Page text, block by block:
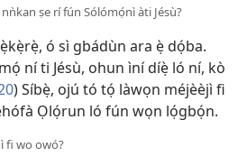
ṣe rí fún Sólómọ́nì àti Jésù?
ó sì gbádùn ara ẹ̀ dọ́ba.
ní ti Jésù, ohun ìní díẹ̀ ló ní, kò
) Síbẹ̀, ojú tó tọ́ làwọn méjèèjì fi
Ọlọ́run ló fún wọn lọ́gbọ́n.
fi wo owó?